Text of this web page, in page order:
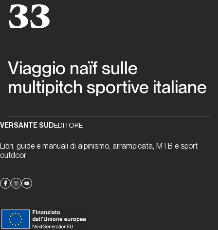
del
‘94
Pane
tutti
Panico
Salamico
Lombardia
Lombardia
33
Viaggio naïf sulle
multipitch sportive italiane
VERSANTE SUDEDITORE
Libri, guide e manuali di alpinismo, arrampicata, MTB e sport
outdoor